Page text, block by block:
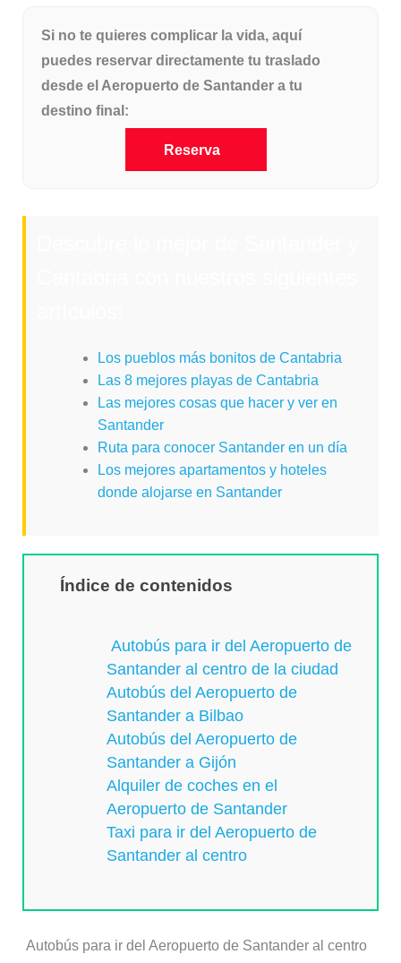
Si no te quieres complicar la vida, aquí
puedes reservar directamente tu traslado
desde el Aeropuerto de Santander a tu
destino final:
Reserva
Los pueblos más bonitos de Cantabria
Las 8 mejores playas de Cantabria
Las mejores cosas que hacer y ver en
Santander
Ruta para conocer Santander en un día
Los mejores apartamentos y hoteles
donde alojarse en Santander
Índice de contenidos
Autobús para ir del Aeropuerto de
Santander al centro de la ciudad
Autobús del Aeropuerto de
Santander a Bilbao
Autobús del Aeropuerto de
Santander a Gijón
Alquiler de coches en el
Aeropuerto de Santander
Taxi para ir del Aeropuerto de
Santander al centro
Autobús para ir del Aeropuerto de Santander al centro